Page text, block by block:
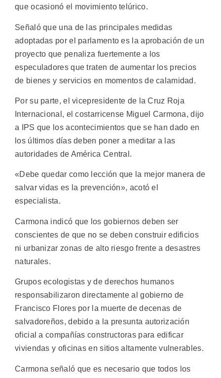
que ocasionó el movimiento telúrico.
Señaló que una de las principales medidas
adoptadas por el parlamento es la aprobación de un
proyecto que penaliza fuertemente a los
especuladores que traten de aumentar los precios
de bienes y servicios en momentos de calamidad.
Por su parte, el vicepresidente de la Cruz Roja
Internacional, el costarricense Miguel Carmona, dijo
a IPS que los acontecimientos que se han dado en
los últimos días deben poner a meditar a las
autoridades de América Central.
«Debe quedar como lección que la mejor manera de
salvar vidas es la prevención», acotó el
especialista.
Carmona indicó que los gobiernos deben ser
conscientes de que no se deben construir edificios
ni urbanizar zonas de alto riesgo frente a desastres
naturales.
Grupos ecologistas y de derechos humanos
responsabilizaron directamente al gobierno de
Francisco Flores por la muerte de decenas de
salvadoreños, debido a la presunta autorización
oficial a compañías constructoras para edificar
viviendas y oficinas en sitios altamente vulnerables.
Carmona señaló que es necesario que todos los